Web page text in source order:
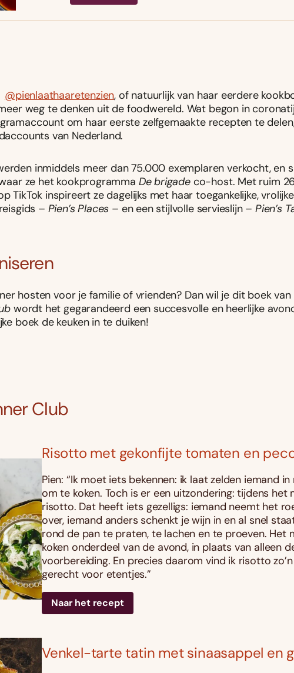
@pienlaathaaretenzien, of natuurlijk van haar eerdere
weg te denken uit de foodwereld. Wat begon in
om haar eerste zelfgemaakte recepten te
van Nederland.
inmiddels meer dan 75.000 exemplaren verkocht, en
ze het kookprogramma De brigadeco-host. Met ruim
TikTok inspireert ze dagelijks met haar toegankelijke,
– Pien’s Places – en een stijlvolle servieslijn – Pien’s
hosten voor je familie of vrienden? Dan wil je dit boek van
wordt het gegarandeerd een succesvolle en heerlijke
boek de keuken in te duiken!
Club
Risotto met gekonfijte tomaten en
Pien: “Ik moet iets bekennen: ik laat zelden iemand in
om te koken. Toch is er een uitzondering: tijdens het
risotto. Dat heeft iets gezelligs: iemand neemt het
over, iemand anders schenkt je wijn in en al snel
rond de pan te praten, te lachen en te proeven. Het
koken onderdeel van de avond, in plaats van alleen
voorbereiding. En precies daarom vind ik risotto
gerecht voor etentjes.”
Naar het recept
Venkel-tarte tatin met sinaasappel en